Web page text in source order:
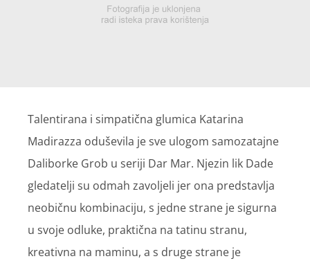
Talentirana i simpatična glumica Katarina
Madirazza oduševila je sve ulogom samozatajne
Daliborke Grob u seriji Dar Mar. Njezin lik Dade
gledatelji su odmah zavoljeli jer ona predstavlja
neobičnu kombinaciju, s jedne strane je sigurna
u svoje odluke, praktična na tatinu stranu,
kreativna na maminu, a s druge strane je